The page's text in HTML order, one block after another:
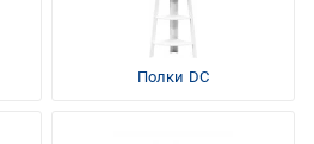
Полки DC